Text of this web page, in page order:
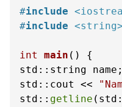
#include
#include <string>
int main ()
{
std::string name;
std::cout <<
std:: getline